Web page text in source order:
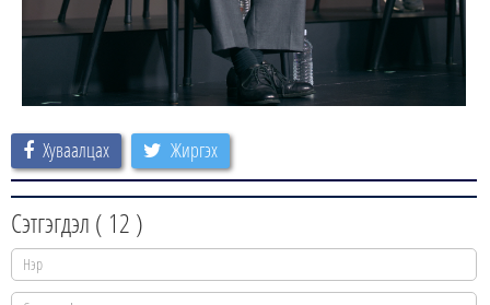
Хуваалцах Жиргэх
Сэтгэгдэл ( 12 )